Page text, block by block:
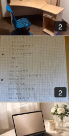
2
2